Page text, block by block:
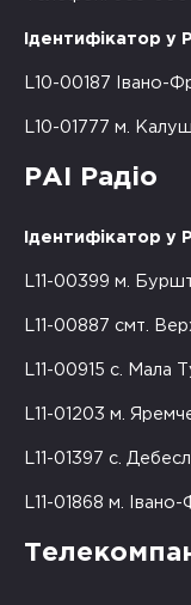
Ідентифікатор у
L10-00187 Івано-
L10-01777 м. Калуш
РАІ Радіо
Ідентифікатор у
L11-00399 м.
L11-00887 смт.
L11-00915 с. Мала
L11-01203 м.
L11-01397 с.
L11-01868 м.